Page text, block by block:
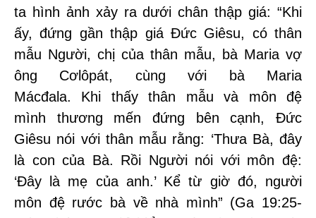
ta hình ảnh xảy ra dưới chân thập giá: “Khi
ấy, đứng gần thập giá Đức Giêsu, có thân
mẫu Người, chị của thân mẫu, bà Maria vợ
ông Cơlôpát, cùng với bà Maria
Mácđala. Khi thấy thân mẫu và môn đệ
mình thương mến đứng bên cạnh, Đức
Giêsu nói với thân mẫu rằng: ‘Thưa Bà, đây
là con của Bà. Rồi Người nói với môn đệ:
‘Đây là mẹ của anh.’ Kể từ giờ đó, người
môn đệ rước bà về nhà mình” (Ga 19:25-